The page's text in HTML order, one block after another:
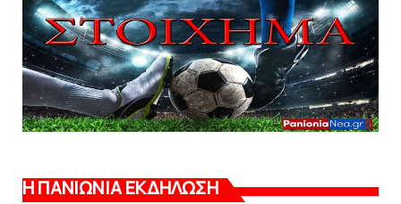
Η ΠΑΝΙΩΝΙΑ ΕΚΔΗΛΩΣΗ